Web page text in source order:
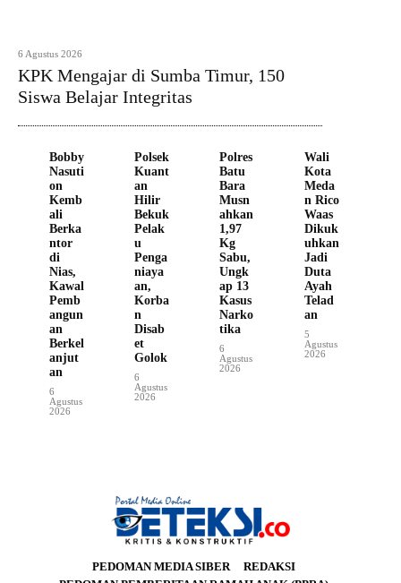
6 Agustus 2026
KPK Mengajar di Sumba Timur, 150
Siswa Belajar Integritas
Bobby
Nasuti
on
Kemb
ali
Berka
ntor
di
Nias,
Kawal
Pemb
angun
an
Berkel
anjut
an
6
Agustus
2026
Polsek
Kuant
an
Hilir
Bekuk
Pelak
u
Penga
niaya
an,
Korba
n
Disab
et
Golok
6
Agustus
2026
Polres
Batu
Bara
Musn
ahkan
1,97
Kg
Sabu,
Ungk
ap 13
Kasus
Narko
tika
6
Agustus
2026
Wali
Kota
Meda
n Rico
Waas
Dikuk
uhkan
Jadi
Duta
Ayah
Telad
an
5
Agustus
2026
PEDOMAN MEDIA SIBER
REDAKSI